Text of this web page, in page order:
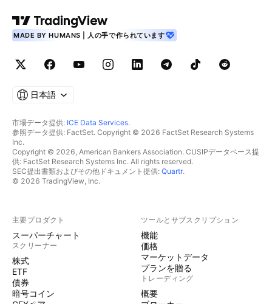
MADE BY HUMANS | 人の手で作られています
日本語
市場データ提供: ICE Data Services.
参照データ提供: FactSet. Copyright © 2026 FactSet Research Systems
Inc.
Copyright © 2026, American Bankers Association. CUSIPデータベース提
供: FactSet Research Systems Inc. All rights reserved.
SEC提出書類およびその他ドキュメント提供: Quartr.
© 2026 TradingView, Inc.
主要プロダクト
スーパーチャート
スクリーナー
株式
ETF
債券
暗号コイン
ツールとサブスクリプション
機能
価格
マーケットデータ
プランを贈る
トレーディング
概要